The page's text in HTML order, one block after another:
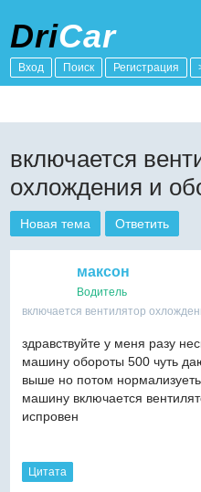
DriCar
Вход Поиск Регистрация
включается
охлождения и
Новая тема Ответить
максон
Водитель
включается вентилятор
здравствуйте у меня разу
машину обороты 500 чуть
выше но потом
машину включается
испровен
Цитата